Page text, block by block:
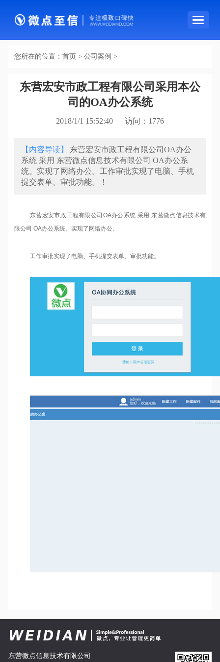
导
您所在的位置： 首页 > 公司案例 >
东营宏安市政工程有限公司采用本公
司的OA办公系统
2018/1/1 15:52:40 访问： 1776
【内容导读】
东营宏安市政工程有限公司OA办公
系统 采用 东营微点信息技术有限公司 OA办公系
统。实现了网络办公。工作审批实现了电脑、手机
提交表单、审批功能。！
东营宏安市政工程有限公司OA办公系统 采用 东营微点信息技术有
限公司 OA办公系统。实现了网络办公。
工作审批实现了电脑、手机提交表单、审批功能。
东营微点信息技术有限公司